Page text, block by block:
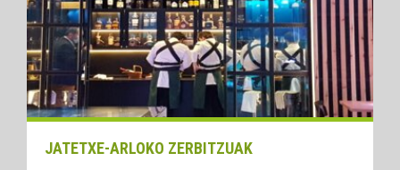
JATETXE-ARLOKO ZERBITZUAK